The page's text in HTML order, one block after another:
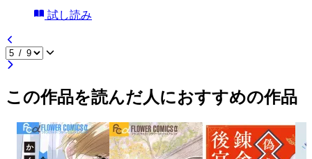
試し読み
この作品を読んだ人におすすめの作品